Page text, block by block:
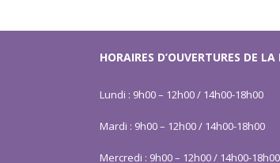
HORAIRES D’OUVERTURES DE
Lundi : 9h00 – 12h00 / 14h00-18h00
Mardi : 9h00 – 12h00 / 14h00-18h00
Mercredi : 9h00 – 12h00 / 14h00-18h00